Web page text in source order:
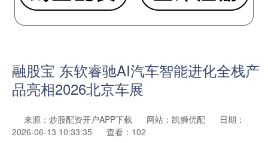
融股宝 东软睿驰AI汽车智能进化全栈产
品亮相2026北京车展
来源：炒股配资开户APP下载 网站：凯狮优配
日期：
2026-06-13 10:33:35
查看：102